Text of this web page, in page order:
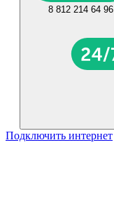
8 812 214 64 96
Подключить интернет